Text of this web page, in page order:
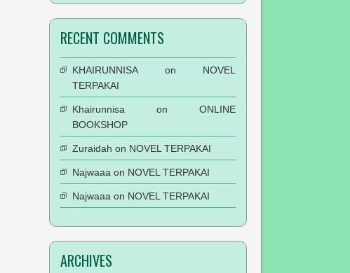
RECENT COMMENTS
KHAIRUNNISAon NOVEL
TERPAKAI
Khairunnisa on ONLINE
BOOKSHOP
Zuraidah on NOVEL TERPAKAI
Najwaaa on NOVEL TERPAKAI
Najwaaa on NOVEL TERPAKAI
ARCHIVES